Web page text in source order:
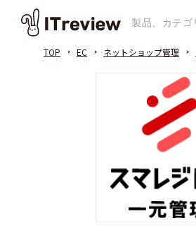
TOP EC ネットショップ管理